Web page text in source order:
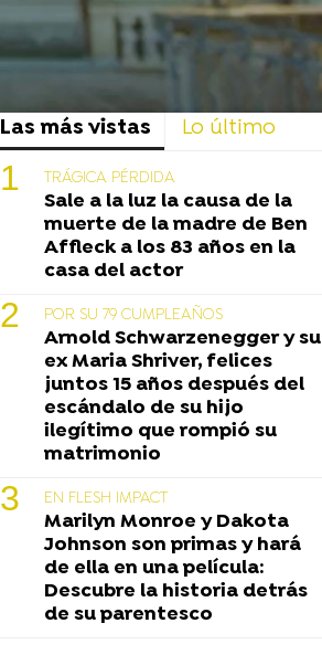
Las más vistas Lo último
TRÁGICA PÉRDIDA
Sale a la luz la causa de la
muerte de la madre de Ben
Affleck a los 83 años en la
casa del actor
POR SU 79 CUMPLEAÑOS
Arnold Schwarzenegger y su
ex Maria Shriver, felices
juntos 15 años después del
escándalo de su hijo
ilegítimo que rompió su
matrimonio
EN FLESH IMPACT
Marilyn Monroe y Dakota
Johnson son primas y hará
de ella en una película:
Descubre la historia detrás
de su parentesco